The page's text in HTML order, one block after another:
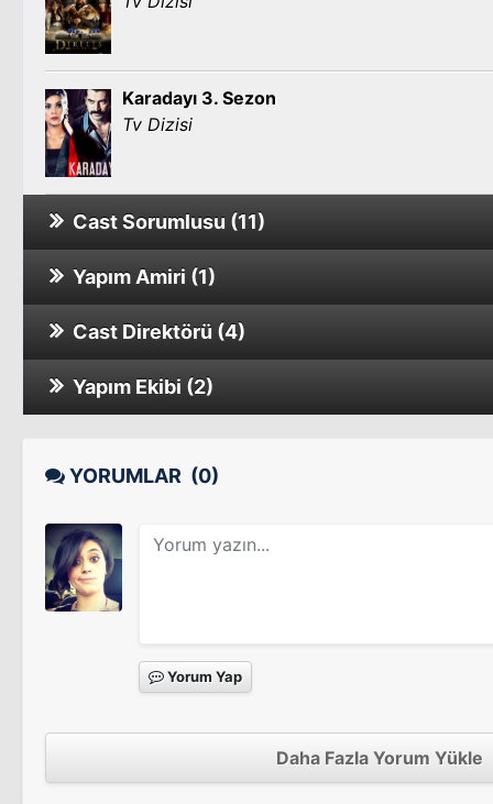
Karadayı 3. Sezon
Tv Dizisi
Cast Sorumlusu (11)
Kardeşim Benim 2
Sinema Filmi
Yağmur: Kıyamet Çiçeği
Sinema Filmi
Sinema Filmi
OHA: Oflu Hoca'yı Aramak
Yapım Amiri (1)
Aç Kapıyı Çok Fenayım
Sinema Filmi
Cast Direktörü (4)
Ankara Yazı
Sinema Filmi
Sinema Filmi
Tv Dizisi
Benim İçin Üzülme 1. Sezon
Tv Dizisi
Yapım Ekibi (2)
YORUMLAR (0)
Yorum Yap
Daha Fazla Yorum Yükle